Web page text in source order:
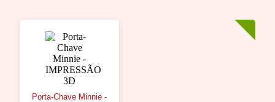
Porta-Chave Minnie -